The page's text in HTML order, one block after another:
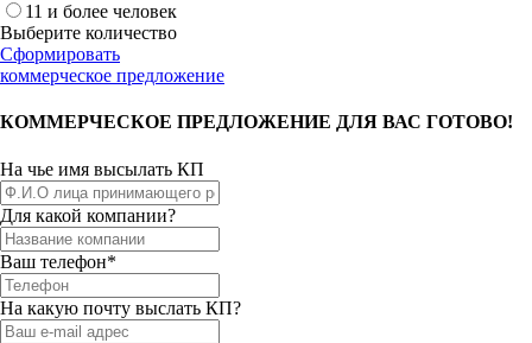
11 и более человек
Выберите количество
Сформировать
коммерческое предложение
КОММЕРЧЕСКОЕ ПРЕДЛОЖЕНИЕ ДЛЯ ВАС ГОТОВО!
На чье имя высылать КП
Для какой компании?
Ваш телефон*
На какую почту выслать КП?